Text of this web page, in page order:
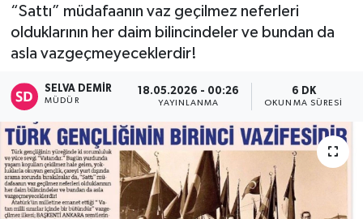
“Sattı” müdafaanın vaz geçilmez neferleri
olduklarının her daim bilincindeler ve bundan da
asla vazgeçmeyeceklerdir!
SELVA DEMIR
MÜDÜR
18.05.2026 - 00:26
YAYINLANMA
6 DK
OKUNMA SÜRESI